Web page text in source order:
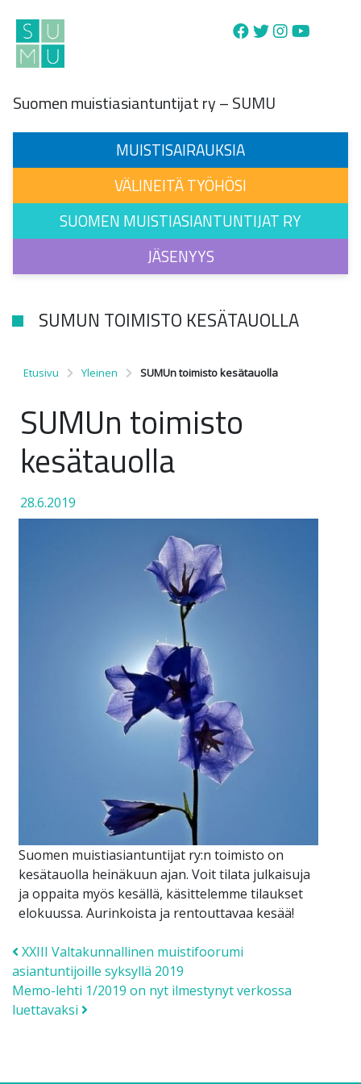
Main Navigation
Suomen muistiasiantuntijat ry – SUMU
MUISTISAIRAUKSIA
VÄLINEITÄ TYÖHÖSI
SUOMEN MUISTIASIANTUNTIJAT RY
JÄSENYYS
SUMUN TOIMISTO KESÄTAUOLLA
Etusivu Yleinen SUMUn toimisto kesätauolla
SUMUn toimisto
kesätauolla
28.6.2019
Suomen muistiasiantuntijat ry:n toimisto on
kesätauolla heinäkuun ajan. Voit tilata julkaisuja
ja oppaita myös kesällä, käsittelemme tilaukset
elokuussa. Aurinkoista ja rentouttavaa kesää!
Post navigation
XXIII Valtakunnallinen muistifoorumi
asiantuntijoille syksyllä 2019
Memo-lehti 1/2019 on nyt ilmestynyt verkossa
luettavaksi